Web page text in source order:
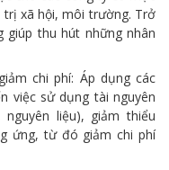
trị xã hội, môi trường. Trở
giúp thu hút những nhân
chi phí: Áp dụng các
việc sử dụng tài nguyên
liệu), giảm thiểu
ứng, từ đó giảm chi phí